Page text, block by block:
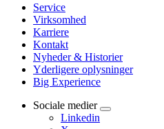
Service
Virksomhed
Karriere
Kontakt
Nyheder & Historier
Yderligere oplysninger
Big Experience
Sociale medier
Linkedin